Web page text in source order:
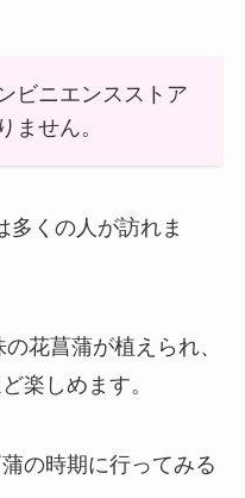
ビニエンスストア
ません。
多くの人が訪れま
花菖蒲が植えられ、
楽しめます。
の時期に行ってみる